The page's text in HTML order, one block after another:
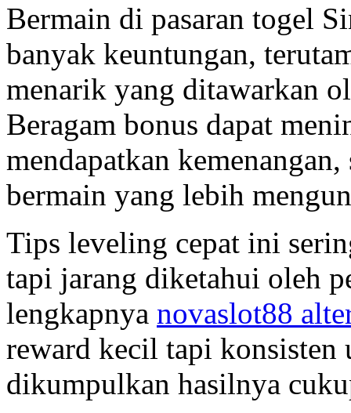
Bermain di pasaran togel
banyak keuntungan,
menarik yang ditawarkan
Beragam bonus dapat
mendapatkan
bermain yang lebih
Tips leveling cepat ini
tapi jarang diketahui oleh
lengkapnya novaslot88
reward kecil tapi
dikumpulkan hasilnya